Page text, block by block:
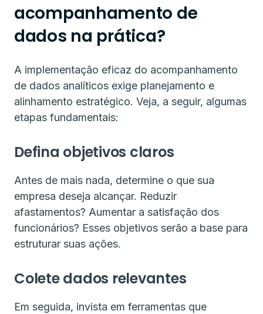
acompanhamento de
dados na prática?
A implementação eficaz do acompanhamento
de dados analíticos exige planejamento e
alinhamento estratégico. Veja, a seguir, algumas
etapas fundamentais:
Defina objetivos claros
Antes de mais nada, determine o que sua
empresa deseja alcançar. Reduzir
afastamentos? Aumentar a satisfação dos
funcionários? Esses objetivos serão a base para
estruturar suas ações.
Colete dados relevantes
Em seguida, invista em ferramentas que